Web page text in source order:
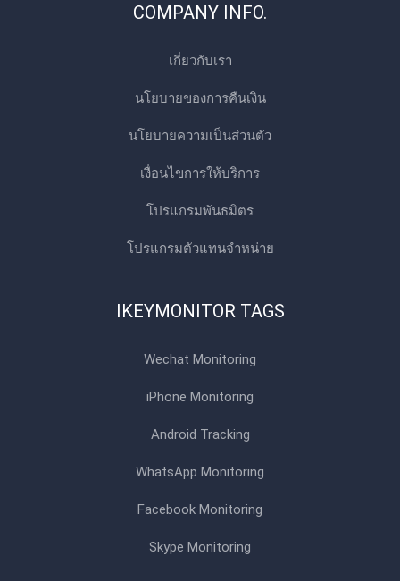
COMPANY INFO.
เกี่ยวกับเรา
นโยบายของการคืนเงิน
นโยบายความเป็นส่วนตัว
เงื่อนไขการให้บริการ
โปรแกรมพันธมิตร
โปรแกรมตัวแทนจําหน่าย
IKEYMONITOR TAGS
Wechat Monitoring
iPhone Monitoring
Android Tracking
WhatsApp Monitoring
Facebook Monitoring
Skype Monitoring